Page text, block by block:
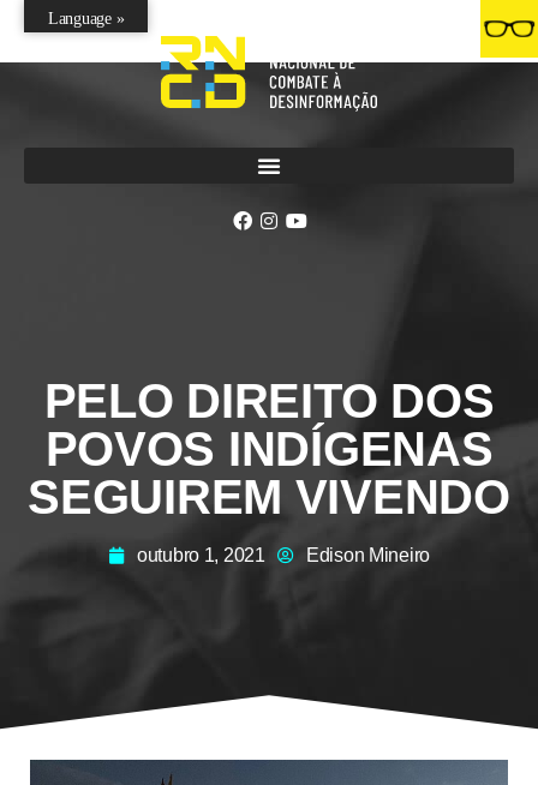
PELO DIREITO DOS
POVOS INDÍGENAS
SEGUIREM VIVENDO
outubro 1, 2021 Edison Mineiro
Language »